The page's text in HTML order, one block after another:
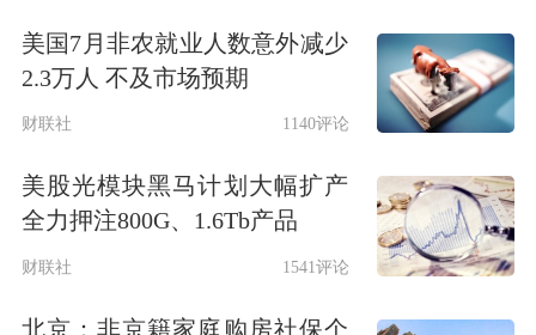
美国7月非农就业人数意外减少
2.3万人 不及市场预期
财联社 1140评论
美股光模块黑马计划大幅扩产
全力押注800G、1.6Tb产品
财联社 1541评论
北京：非京籍家庭购房社保个